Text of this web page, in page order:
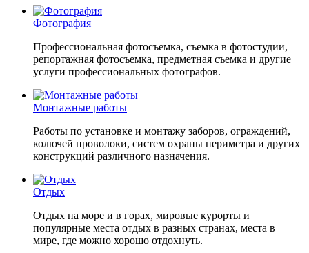
Фотография
Профессиональная фотосъемка, съемка в фотостудии,
репортажная фотосъемка, предметная съемка и другие
услуги профессиональных фотографов.
Монтажные работы
Работы по установке и монтажу заборов, ограждений,
колючей проволоки, систем охраны периметра и других
конструкций различного назначения.
Отдых
Отдых на море и в горах, мировые курорты и
популярные места отдых в разных странах, места в
мире, где можно хорошо отдохнуть.